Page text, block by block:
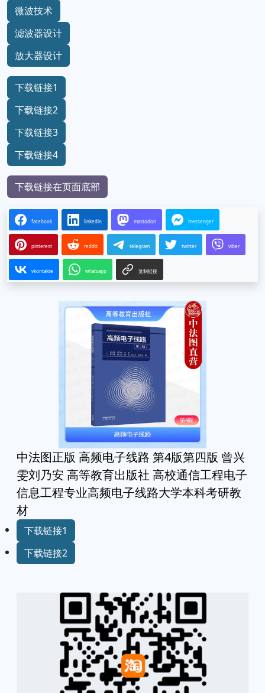
微波技术
滤波器设计
放大器设计
下载链接1
下载链接2
下载链接3
下载链接4
下载链接在页面底部
facebook linkedin mastodon messenger
pinterest reddit telegram twitter viber
vkontakte whatsapp 复制链接
中法图正版 高频电子线路 第4版第四版 曾兴
雯刘乃安 高等教育出版社 高校通信工程电子
信息工程专业高频电子线路大学本科考研教
材
下载链接1
下载链接2